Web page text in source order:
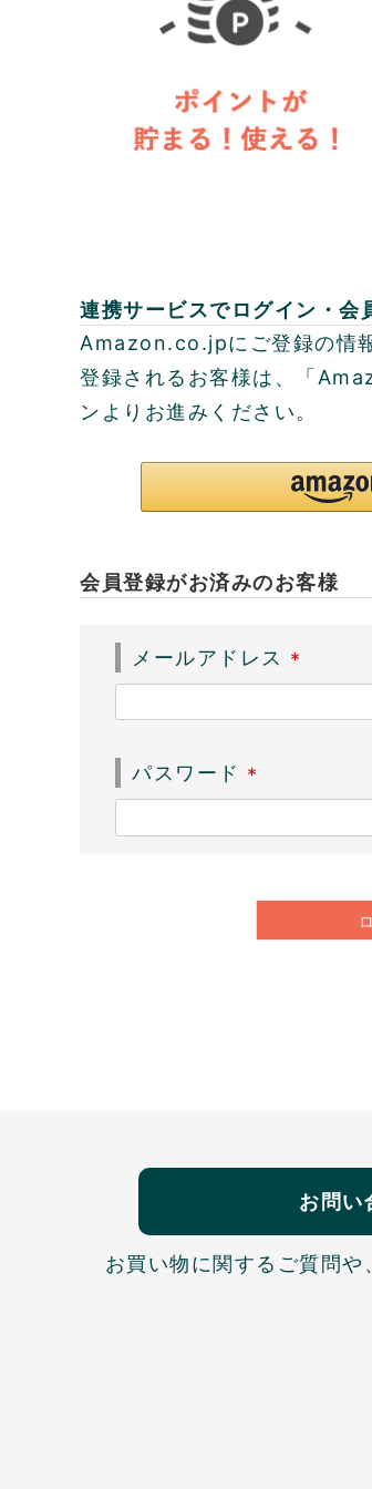
連携サービスでログイン・会
Amazon.co.jpにご登録の情
登録されるお客様は、「
ンよりお進みください。
会員登録がお済みのお客様
メールアドレス
(
必
パスワード
(
必
お問い
お買い物に関するご質問や